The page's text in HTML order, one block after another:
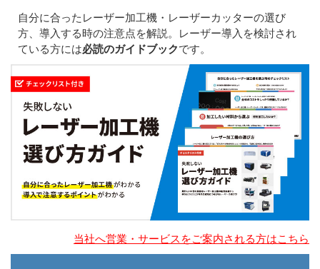
自分に合ったレーザー加工機・レーザーカッターの選び
方、導入する時の注意点を解説。レーザー導入を検討され
ている方には必読のガイドブックです。
当社へ営業・サービスをご案内される方はこちら